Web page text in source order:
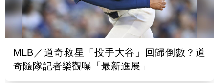
MLB／道奇救星「投手大谷」回歸倒數？道
奇隨隊記者樂觀曝「最新進展」